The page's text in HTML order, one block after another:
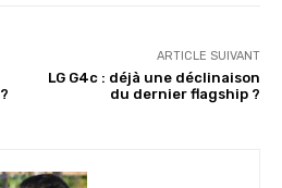
ARTICLE SUIVANT
LG G4c : déjà une déclinaison
du dernier flagship ?